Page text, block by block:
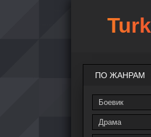
ПО ЖАНРАМ
Боевик
Драма